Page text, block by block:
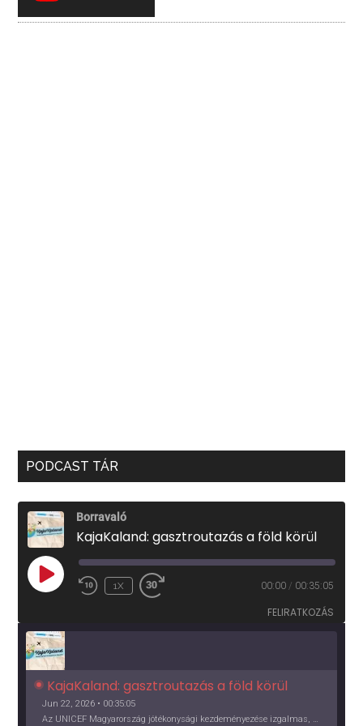
PODCAST TÁR
Borravaló
KajaKaland: gasztroutazás a föld körül
PLAY
EPISODE
1X 00:00 / 00:35:05
FELIRATKOZÁS
KajaKaland: gasztroutazás a föld körül
Jun 22, 2026 • 00:35:05
Az UNICEF Magyarország jótékonysági kezdeményezése izgalmas, egész éves világkörüli ízutazásra hív, igazi családi program és gasztroedukáció, illetve segítség a rászorulóknak is egyben.